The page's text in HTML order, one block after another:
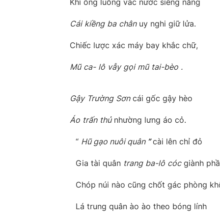
Khi ống luồng vác nước siêng năng
Cái kiềng ba chânuy nghi giữ lửa.
Chiếc lược xác máy bay khắc chữ,
Mũ ca- lô vẫy gọi mũ tai-bèo .
Gậy Trường Sơncái gốc gậy hèo
Áo trấn thủnhường lưng áo cỏ.
“ Hũ gạo nuôi quân ”cài lên chỉ đỏ
Gia tài quân trang ba-lô cócgiành
Chóp núi nào cũng chốt gác phòng
Lá trung quân ào ào theo bóng lính